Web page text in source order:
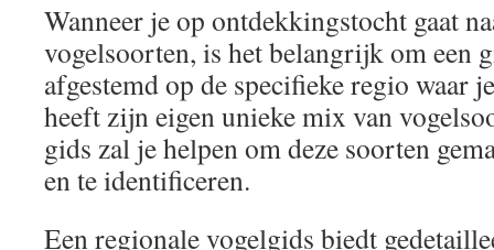
Wanneer je op ontdekkingstocht gaat
vogelsoorten, is het belangrijk om een
afgestemd op de specifieke regio waar
heeft zijn eigen unieke mix van
gids zal je helpen om deze soorten
en te identificeren.
Een regionale vogelgids biedt